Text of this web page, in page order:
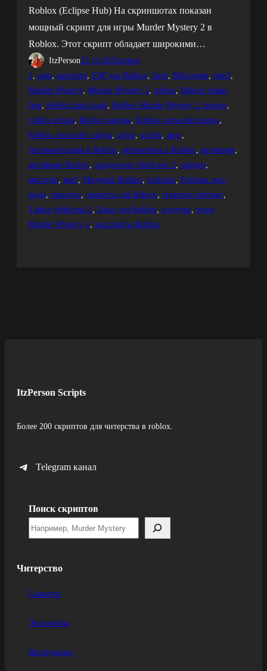
Roblox (Eclipse Hub) На скриншотах показан
мощный скрипт для игры Murder Mystery 2 в
Roblox. Этот скрипт обладает широкими…
ItzPerson25.10.2025scripts
2, auto, autofarm, ESP для Roblox, farm, Halloween, mm2
Murder Mystery, Murder Mystery 2, roblox, Roblox cheats
free, Roblox hack tools, Roblox Murder Mystery 2 скрипт
roblox scripts, Roblox хакеры, Roblox читы бесплатно
Roblox эксплойт гайды, script, scripts, авто
Автоматизация в Roblox, автоматика в Roblox, автофарм
автофарм Roblox, загадочное убийство 2, мардер
мистери, мм2, Моддинг Roblox, роблокс, Роблокс чит-
коды, скрипты, скрипты для Roblox, скрипты роблокс
Тайна убийства 2, Хаки для Roblox, хэллуин, читы
Murder Mystery 2, эксплойты Roblox
ItzPerson Scripts
Более 200 скриптов для читерства в roblox.
Telegram канал
Поиск скриптов
Читерство
Скрипты
Эксплойты
Инструкции